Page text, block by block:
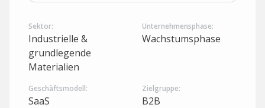
Sektor:
Industrielle &
grundlegende
Materialien
Unternehmensphase:
Wachstumsphase
Geschäftsmodell:
SaaS
Zielgruppe:
B2B